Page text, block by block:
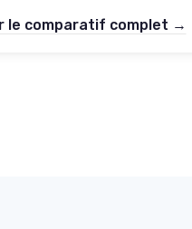
le comparatif complet →